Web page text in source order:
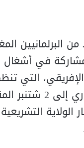
البرلمانيين
في أشغال
الإفريقي، التي
من 22 غشت الجاري
الولاية